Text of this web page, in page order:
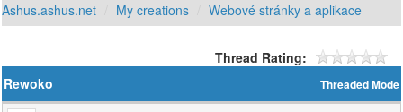
Ashus.ashus.net My creations Webové stránky a aplikace
Thread Rating:
Threaded Mode
Rewoko